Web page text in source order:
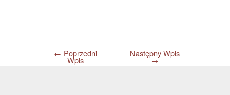
← Poprzedni
Wpis
Następny Wpis
→